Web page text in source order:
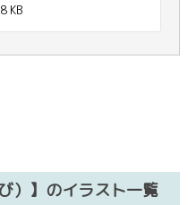
KB
）】のイラスト一覧